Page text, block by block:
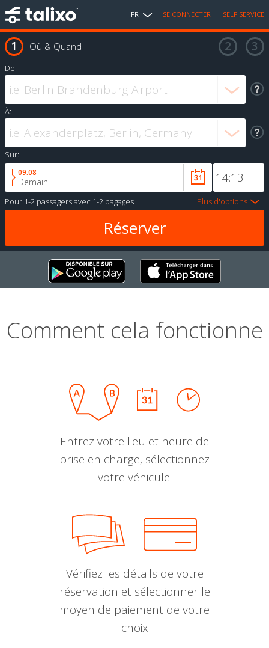
FR SE CONNECTER SELF SERVICE
Où & Quand
De:
À:
Sur:
09.08
Demain
Pour 1-2 passagersavec 1-2 bagages Plus d'options
Comment cela fonctionne
Entrez votre lieu et heure de
prise en charge, sélectionnez
votre véhicule.
Vérifiez les détails de votre
réservation et sélectionner le
moyen de paiement de votre
choix